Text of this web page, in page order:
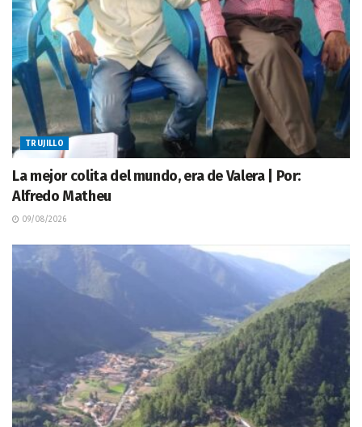
TRUJILLO
La mejor colita del mundo, era de Valera | Por:
Alfredo Matheu
09/08/2026